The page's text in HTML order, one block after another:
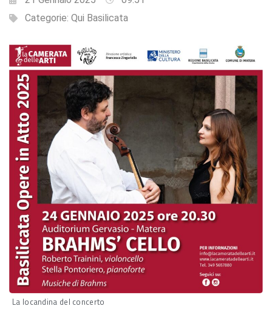
Categorie: Qui Basilicata
La locandina del concerto